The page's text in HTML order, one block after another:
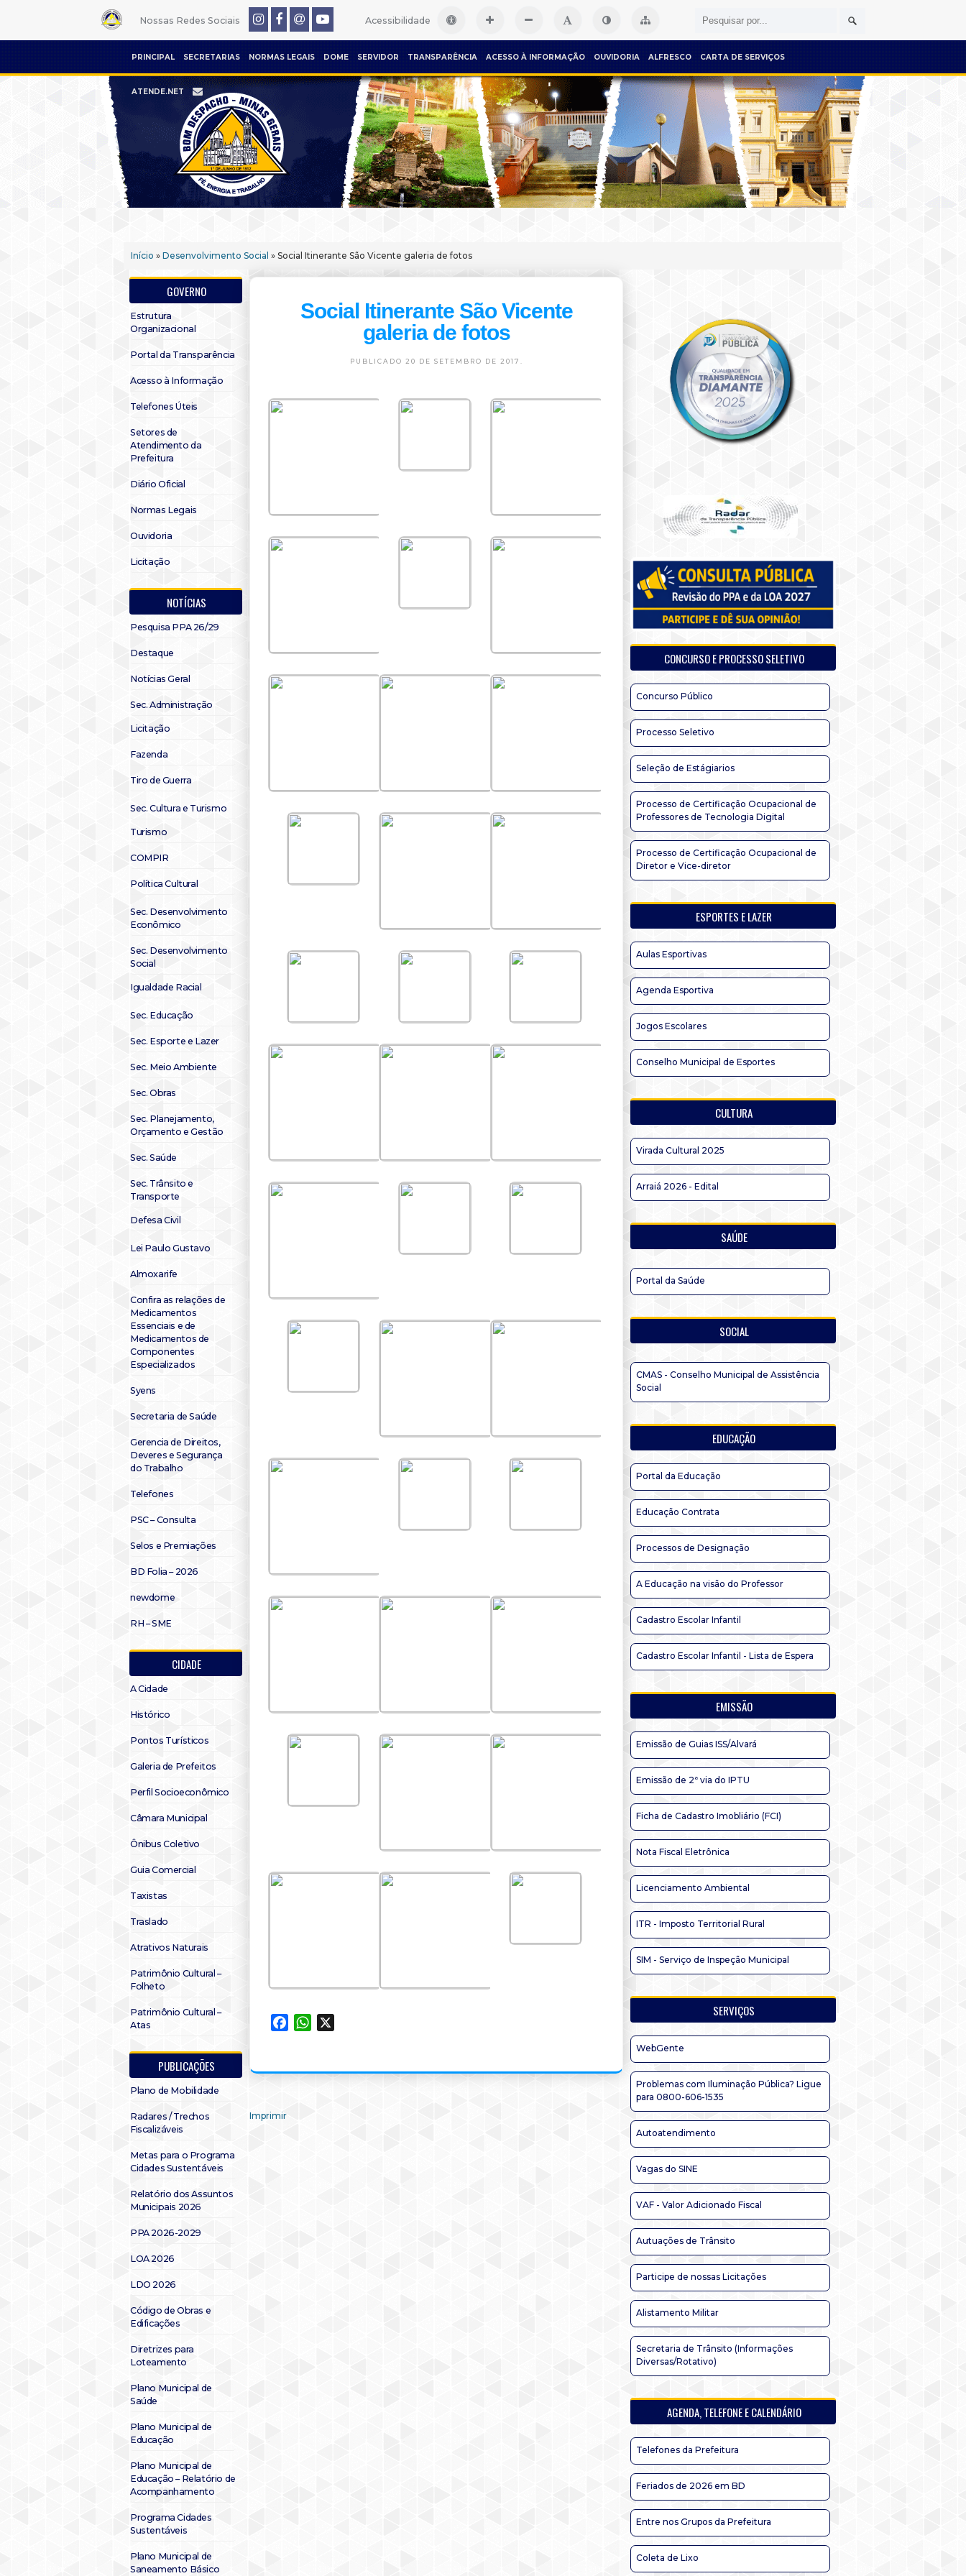
Nossas Redes Sociais Acessibilidade
PRINCIPAL SECRETARIAS NORMAS LEGAIS DOME SERVIDOR TRANSPARÊNCIA ACESSO À INFORMAÇÃO OUVIDORIA ALFRESCO CARTA DE SERVIÇOS
ATENDE.NET
Início » Desenvolvimento Social » Social Itinerante São Vicente galeria de fotos
GOVERNO
Estrutura
Organizacional
Portal da Transparência
Acesso à Informação
Telefones Úteis
Setores de
Atendimento da
Prefeitura
Diário Oficial
Normas Legais
Ouvidoria
Licitação
NOTÍCIAS
Pesquisa PPA 26/29
Destaque
Notícias Geral
Sec. Administração
Licitação
Fazenda
Tiro de Guerra
Sec. Cultura e Turismo
Turismo
COMPIR
Política Cultural
Sec. Desenvolvimento
Econômico
Sec. Desenvolvimento
Social
Igualdade Racial
Sec. Educação
Sec. Esporte e Lazer
Sec. Meio Ambiente
Sec. Obras
Sec. Planejamento,
Orçamento e Gestão
Sec. Saúde
Sec. Trânsito e
Transporte
Defesa Civil
Lei Paulo Gustavo
Almoxarife
Confira as relações de
Medicamentos
Essenciais e de
Medicamentos de
Componentes
Especializados
Syens
Secretaria de Saúde
Gerencia de Direitos,
Deveres e Segurança
do Trabalho
Telefones
PSC – Consulta
Selos e Premiações
BD Folia – 2026
newdome
RH – SME
CIDADE
A Cidade
Histórico
Pontos Turísticos
Galeria de Prefeitos
Perfil Socioeconômico
Câmara Municipal
Ônibus Coletivo
Guia Comercial
Taxistas
Traslado
Atrativos Naturais
Patrimônio Cultural –
Folheto
Patrimônio Cultural –
Atas
PUBLICAÇÕES
Plano de Mobilidade
Radares / Trechos
Fiscalizáveis
Metas para o Programa
Cidades Sustentáveis
Relatório dos Assuntos
Municipais 2026
PPA 2026-2029
LOA 2026
LDO 2026
Código de Obras e
Edificações
Diretrizes para
Loteamento
Plano Municipal de
Saúde
Plano Municipal de
Educação
Plano Municipal de
Educação – Relatório de
Acompanhamento
Programa Cidades
Sustentáveis
Plano Municipal de
Saneamento Básico
Social Itinerante São Vicente
galeria de fotos
PUBLICADO 20 DE SETEMBRO DE 2017.
FacebookWhatsApp
Imprimir
CONCURSO E PROCESSO SELETIVO
Concurso Público
Processo Seletivo
Seleção de Estágiarios
Processo de Certificação Ocupacional de
Professores de Tecnologia Digital
Processo de Certificação Ocupacional de
Diretor e Vice-diretor
ESPORTES E LAZER
Aulas Esportivas
Agenda Esportiva
Jogos Escolares
Conselho Municipal de Esportes
CULTURA
Virada Cultural 2025
Arraiá 2026 - Edital
SAÚDE
Portal da Saúde
SOCIAL
CMAS - Conselho Municipal de Assistência
Social
EDUCAÇÃO
Portal da Educação
Educação Contrata
Processos de Designação
A Educação na visão do Professor
Cadastro Escolar Infantil
Cadastro Escolar Infantil - Lista de Espera
EMISSÃO
Emissão de Guias ISS/Alvará
Emissão de 2ª via do IPTU
Ficha de Cadastro Imobliário (FCI)
Nota Fiscal Eletrônica
Licenciamento Ambiental
ITR - Imposto Territorial Rural
SIM - Serviço de Inspeção Municipal
SERVIÇOS
WebGente
Problemas com Iluminação Pública? Ligue
para 0800-606-1535
Autoatendimento
Vagas do SINE
VAF - Valor Adicionado Fiscal
Autuações de Trânsito
Participe de nossas Licitações
Alistamento Militar
Secretaria de Trânsito (Informações
Diversas/Rotativo)
AGENDA, TELEFONE E CALENDÁRIO
Telefones da Prefeitura
Feriados de 2026 em BD
Entre nos Grupos da Prefeitura
Coleta de Lixo